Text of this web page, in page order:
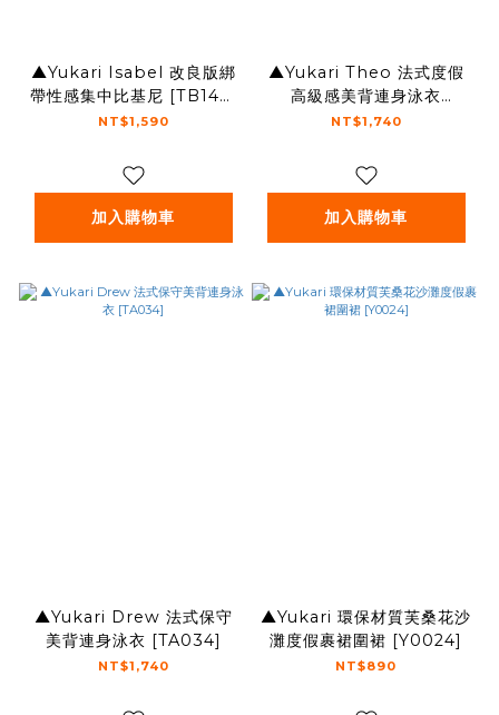
▲Yukari Isabel 改良版綁
帶性感集中比基尼 [TB147]
黑色
NT$1,590
加入購物車
▲Yukari Theo 法式度假
高級感美背連身泳衣
[TA050]
NT$1,740
加入購物車
▲Yukari Drew 法式保守
美背連身泳衣 [TA034]
NT$1,740
▲Yukari 環保材質芙桑花沙
灘度假裹裙圍裙 [Y0024]
NT$890